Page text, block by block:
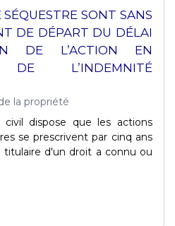
SONT SANS
DE DÉPART DU DÉLAI
DE L’ACTION EN
DE L’INDEMNITÉ
la propriété
civil dispose que les actions
se prescrivent par cinq ans
d'un droit a connu ou